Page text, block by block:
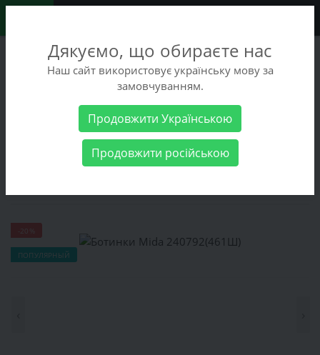
+38 (068) 486-90-09
+38 (093) 486-90-09
Женские товары Женская обувь
Ботинки Mida
-20%
ПОПУЛЯРНЫЙ
Дякуємо, що обираєте нас
Наш сайт використовує українську мову за
замовчуванням.
Продовжити Українською
Продовжити російською